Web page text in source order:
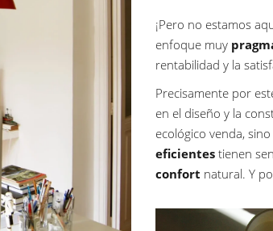
¡Pero no estamos
enfoque muy
rentabilidad y la
Precisamente por
en el diseño y la
ecológico venda,
eficientes tienen
confort natural. Y